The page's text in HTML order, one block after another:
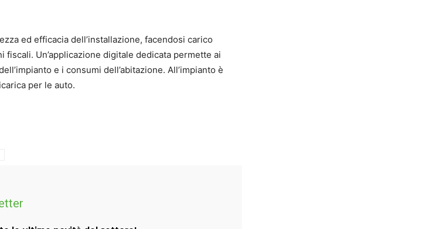
ed efficacia dell’installazione, facendosi carico
Un’applicazione digitale dedicata permette ai
e i consumi dell’abitazione. All’impianto è
per le auto.